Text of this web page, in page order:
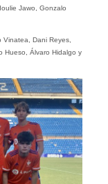
Jawo, Gonzalo
Dani Reyes,
Hueso, Álvaro Hidalgo y